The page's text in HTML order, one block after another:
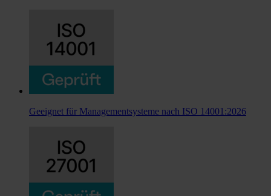
Geeignet für Managementsysteme nach ISO 14001:2026